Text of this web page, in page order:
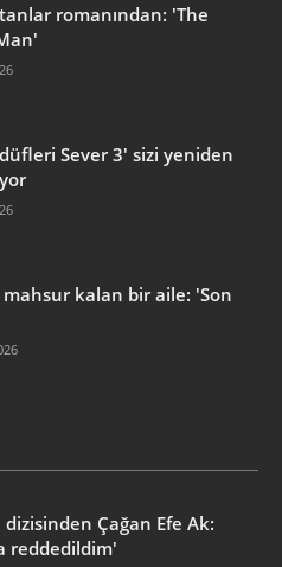
romanından: 'The
Sever 3' sizi yeniden
mahsur kalan bir aile: 'Son
Çağan Efe Ak:
reddedildim'